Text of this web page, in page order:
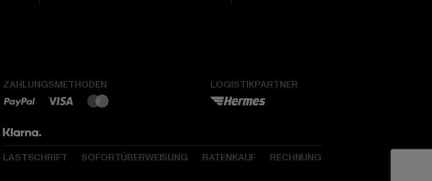
ZAHLUNGSMETHODEN LOGISTIKPARTNER
LASTSCHRIFT SOFORTÜBERWEISUNG RATENKAUF RECHNUNG